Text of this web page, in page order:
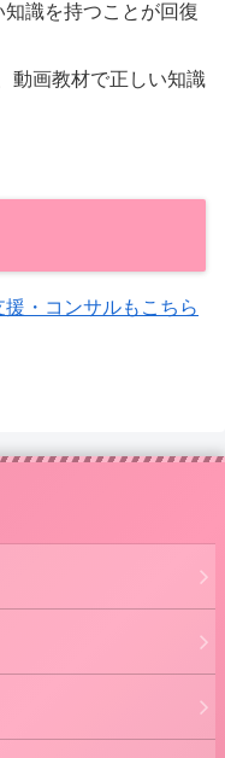
識を持つことが回復
動画教材で正しい知識
・コンサルもこちら